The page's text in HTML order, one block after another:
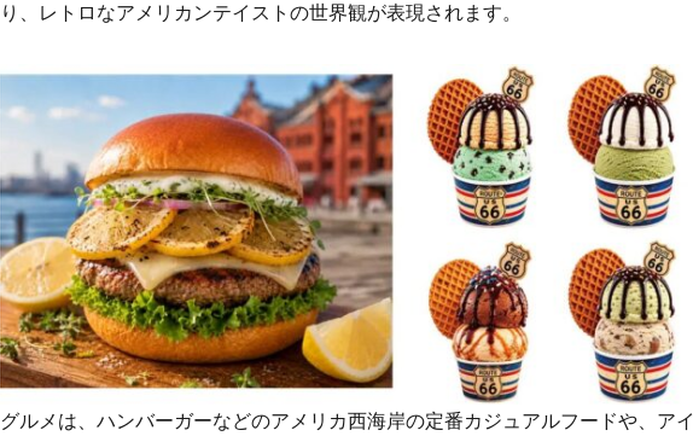
り、レトロなアメリカンテイストの世界観が表現されます。
グルメは、ハンバーガーなどのアメリカ西海岸の定番カジュアルフードや、アイ